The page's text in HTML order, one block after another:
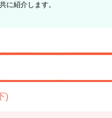
に紹介します。
)